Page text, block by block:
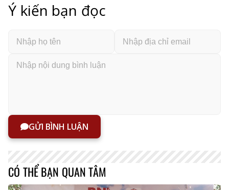
Ý kiến bạn đọc
GỬI BÌNH LUẬN
CÓ THỂ BẠN QUAN TÂM